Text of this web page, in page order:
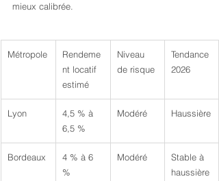
mieux calibrée.
Métropole
Rendeme
nt locatif
estimé
Niveau
de risque
Tendance
2026
Lyon
4,5 % à
6,5 %
Modéré Haussière
Bordeaux
4 % à 6
%
Modéré
Stable à
haussière